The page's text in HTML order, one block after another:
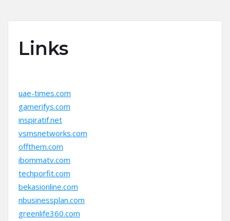
Links
uae-times.com
gamerifys.com
inspiratif.net
vsmsnetworks.com
offthem.com
ibommatv.com
techporfit.com
bekasionline.com
nbusinessplan.com
greenlife360.com